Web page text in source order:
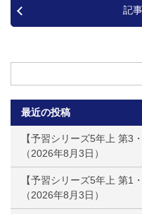
記
最近の投稿
【予習シリーズ5年上 第3
2026年8月3日
【予習シリーズ5年上 第1
2026年8月3日